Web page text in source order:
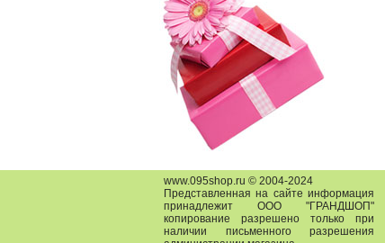
www.095shop.ru © 2004-2024
Представленная на сайте информация
принадлежит ООО "ГРАНДШОП"
копирование разрешено только при
наличии письменного разрешения